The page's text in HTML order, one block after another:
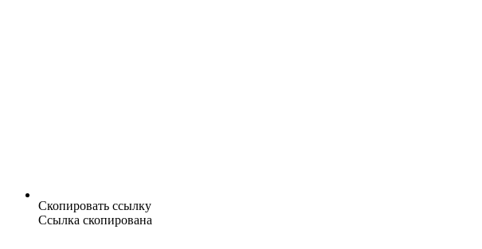
Скопировать ссылку
Ссылка скопирована